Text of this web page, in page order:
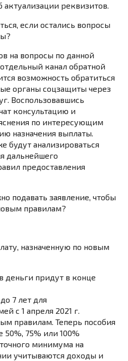
реквизитов.
если остались вопросы
на вопросы по данной
канал обратной
возможность обратиться
органы соцзащиты через
Воспользовавшись
консультацию и
по интересующим
назначения выплаты.
будут анализироваться
дальнейшего
предоставления
подавать заявление, чтобы
правилам?
назначенную по новым
деньги придут в конце
7 лет для
с 1 апреля 2021 г.
правилам. Теперь пособия
50%, 75% или 100%
минимума на
учитываются доходы и